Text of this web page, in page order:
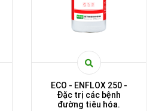
ECO - ENFLOX 250 -
Đặc trị các bệnh
đường tiêu hóa.